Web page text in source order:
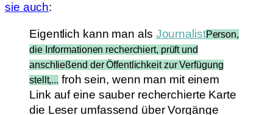
sie auch:
Eigentlich kann man als JournalistPerson,
die Informationen recherchiert, prüft und
anschließend der Öffentlichkeit zur Verfügung
stellt,... froh sein, wenn man mit einem
Link auf eine sauber recherchierte Karte
die Leser umfassend über Vorgänge